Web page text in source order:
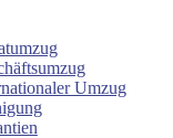
Umzug